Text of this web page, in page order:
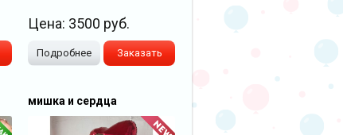
Цена: 3500 руб.
Подробнее Заказать
мишка и сердца